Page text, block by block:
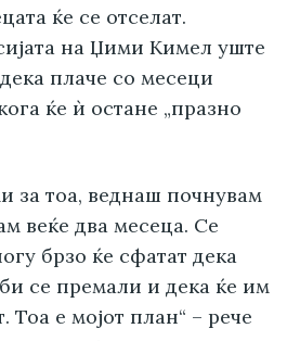
ќе се отселат.
на Џими Кимел уште
плаче со месеци
ќе ѝ остане „празно
за тоа, веднаш почнувам
веќе два месеца. Се
брзо ќе сфатат дека
се премали и дека ќе им
Тоа е мојот план“ – рече